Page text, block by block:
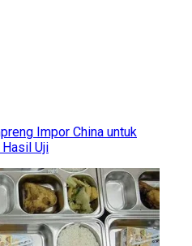
Impor China untuk
Hasil Uji